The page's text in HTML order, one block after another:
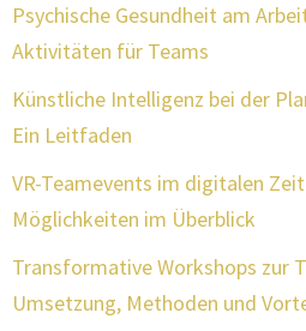
Psychische Gesundheit am
Aktivitäten für Teams
Künstliche Intelligenz bei der
Ein Leitfaden
VR-Teamevents im digitalen
Möglichkeiten im Überblick
Transformative Workshops zur
Umsetzung, Methoden und